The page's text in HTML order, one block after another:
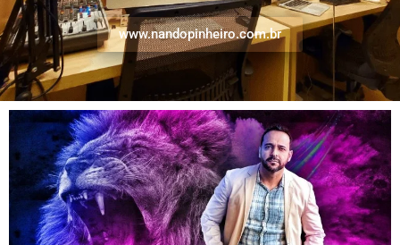
www.nandopinheiro.com.br